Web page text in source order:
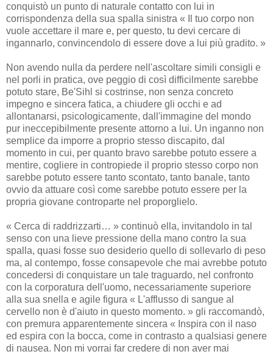
conquistò un punto di naturale contatto con lui in
corrispondenza della sua spalla sinistra « Il tuo corpo non
vuole accettare il mare e, per questo, tu devi cercare di
ingannarlo, convincendolo di essere dove a lui più gradito. »
Non avendo nulla da perdere nell'ascoltare simili consigli e
nel porli in pratica, ove peggio di così difficilmente sarebbe
potuto stare, Be'Sihl si costrinse, non senza concreto
impegno e sincera fatica, a chiudere gli occhi e ad
allontanarsi, psicologicamente, dall'immagine del mondo
pur ineccepibilmente presente attorno a lui. Un inganno non
semplice da imporre a proprio stesso discapito, dal
momento in cui, per quanto bravo sarebbe potuto essere a
mentire, cogliere in contropiede il proprio stesso corpo non
sarebbe potuto essere tanto scontato, tanto banale, tanto
ovvio da attuare così come sarebbe potuto essere per la
propria giovane controparte nel proporglielo.
« Cerca di raddrizzarti… » continuò ella, invitandolo in tal
senso con una lieve pressione della mano contro la sua
spalla, quasi fosse suo desiderio quello di sollevarlo di peso
ma, al contempo, fosse consapevole che mai avrebbe potuto
concedersi di conquistare un tale traguardo, nel confronto
con la corporatura dell'uomo, necessariamente superiore
alla sua snella e agile figura « L'afflusso di sangue al
cervello non è d'aiuto in questo momento. » gli raccomandò,
con premura apparentemente sincera « Inspira con il naso
ed espira con la bocca, come in contrasto a qualsiasi genere
di nausea. Non mi vorrai far credere di non aver mai